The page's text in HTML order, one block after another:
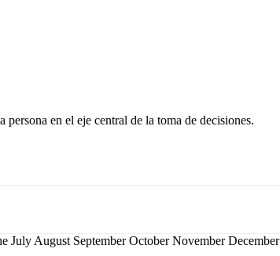
en el eje central de la toma de decisiones.
August September October November December